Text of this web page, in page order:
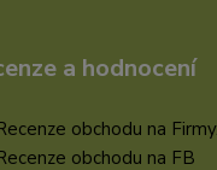
a hodnocení
obchodu na
obchodu na FB